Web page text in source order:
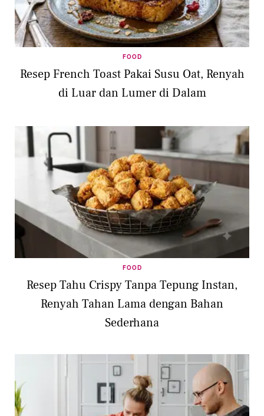
FOOD
Resep French Toast Pakai Susu Oat, Renyah
di Luar dan Lumer di Dalam
FOOD
Resep Tahu Crispy Tanpa Tepung Instan,
Renyah Tahan Lama dengan Bahan
Sederhana